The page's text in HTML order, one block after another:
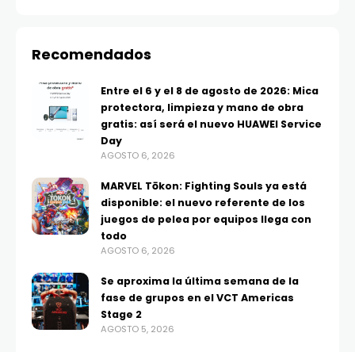
Recomendados
Entre el 6 y el 8 de agosto de 2026: Mica
protectora, limpieza y mano de obra
gratis: así será el nuevo HUAWEI Service
Day
AGOSTO 6, 2026
MARVEL Tōkon: Fighting Souls ya está
disponible: el nuevo referente de los
juegos de pelea por equipos llega con
todo
AGOSTO 6, 2026
Se aproxima la última semana de la
fase de grupos en el VCT Americas
Stage 2
AGOSTO 5, 2026